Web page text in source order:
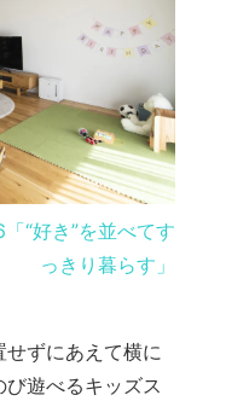
“好き”を並べてす
っきり暮らす」
ずにあえて横に
遊べるキッズス